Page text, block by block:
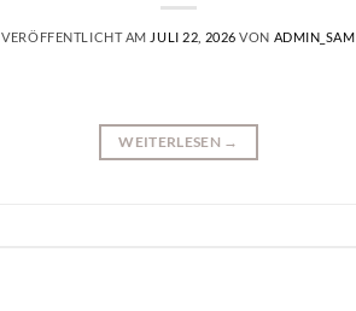
VERÖFFENTLICHT AM JULI 22, 2026 VON ADMIN_SAM
WEITERLESEN →